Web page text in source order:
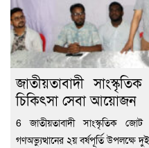
জাতীয়তাবাদী
চিকিৎসা সেবা আয়োজন
6 জাতীয়তাবাদী সাংস্কৃতিক
গণঅভ্যুত্থানের ২য় বর্ষপূর্তি উপলক্ষে